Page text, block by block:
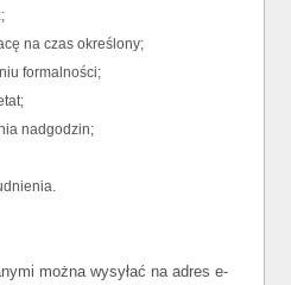
na czas określony;
formalności;
nadgodzin;
można wysyłać na adres e-